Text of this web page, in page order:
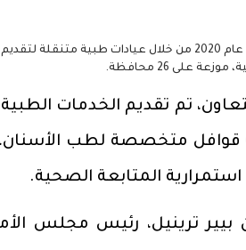
تم إطلاق المبادرة في عام 2020 من خلال عيادات
استمرارية المتابعة الصحية.
ترينيل، رئيس مجلس